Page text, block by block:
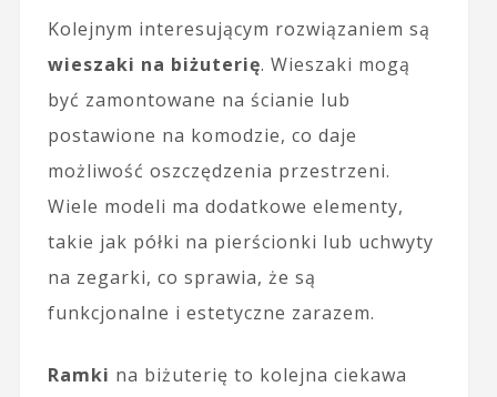
Kolejnym interesującym rozwiązaniem są
wieszaki na biżuterię. Wieszaki mogą
być zamontowane na ścianie lub
postawione na komodzie, co daje
możliwość oszczędzenia przestrzeni.
Wiele modeli ma dodatkowe elementy,
takie jak półki na pierścionki lub uchwyty
na zegarki, co sprawia, że są
funkcjonalne i estetyczne zarazem.
Ramki na biżuterię to kolejna ciekawa